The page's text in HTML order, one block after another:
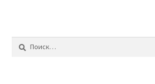
Найти: